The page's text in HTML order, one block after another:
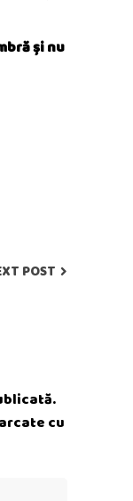
și nu
POST
cu